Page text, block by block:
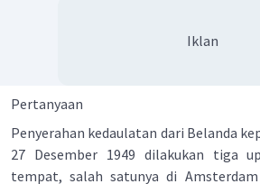
Iklan
Pertanyaan
Penyerahan kedaulatan dari Belanda
27 Desember 1949 dilakukan tiga
tempat, salah satunya di